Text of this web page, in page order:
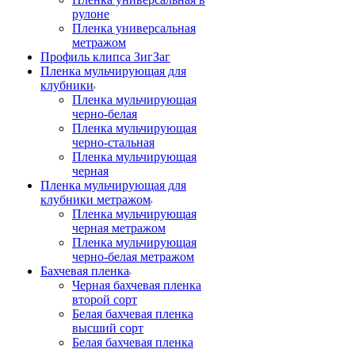
рулоне
Пленка универсальная
метражом
Профиль клипса ЗигЗаг
Пленка мульчирующая для
клубники
Пленка мульчирующая
черно-белая
Пленка мульчирующая
черно-стальная
Пленка мульчирующая
черная
Пленка мульчирующая для
клубники метражом
Пленка мульчирующая
черная метражом
Пленка мульчирующая
черно-белая метражом
Бахчевая пленка
Черная бахчевая пленка
второй сорт
Белая бахчевая пленка
высший сорт
Белая бахчевая пленка